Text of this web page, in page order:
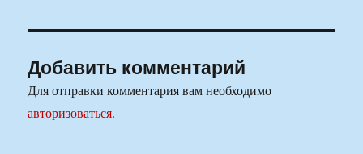
Добавить комментарий
Для отправки комментария вам необходимо
авторизоваться.